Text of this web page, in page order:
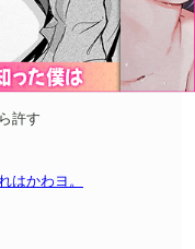
許す
はかわヨ。